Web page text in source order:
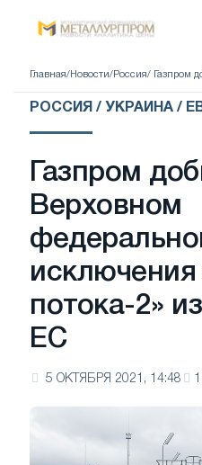
Главная/ Новости/ Россия/ Газпром
РОССИЯ / УКРАИНА /
Газпром
Верховном
исключения
потока-2»
ЕС
5 ОКТЯБРЯ 2021, 14:48